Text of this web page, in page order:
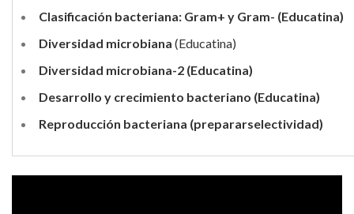
Clasificación bacteriana: Gram+ y Gram- (Educatina)
Diversidad microbiana (Educatina)
Diversidad microbiana-2 (Educatina)
Desarrollo y crecimiento bacteriano (Educatina)
Reproducción bacteriana (prepararselectividad)